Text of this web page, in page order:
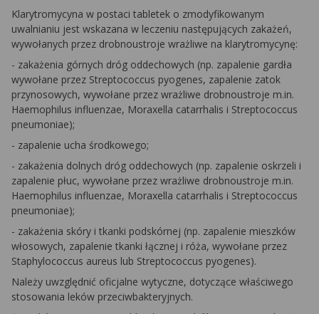
Klarytromycyna w postaci tabletek o zmodyfikowanym
uwalnianiu jest wskazana w leczeniu następujących zakażeń,
wywołanych przez drobnoustroje wrażliwe na klarytromycynę:
- zakażenia górnych dróg oddechowych (np. zapalenie gardła
wywołane przez Streptococcus pyogenes, zapalenie zatok
przynosowych, wywołane przez wrażliwe drobnoustroje m.in.
Haemophilus influenzae, Moraxella catarrhalis i Streptococcus
pneumoniae);
- zapalenie ucha środkowego;
- zakażenia dolnych dróg oddechowych (np. zapalenie oskrzeli i
zapalenie płuc, wywołane przez wrażliwe drobnoustroje m.in.
Haemophilus influenzae, Moraxella catarrhalis i Streptococcus
pneumoniae);
- zakażenia skóry i tkanki podskórnej (np. zapalenie mieszków
włosowych, zapalenie tkanki łącznej i róża, wywołane przez
Staphylococcus aureus lub Streptococcus pyogenes).
Należy uwzględnić oficjalne wytyczne, dotyczące właściwego
stosowania leków przeciwbakteryjnych.